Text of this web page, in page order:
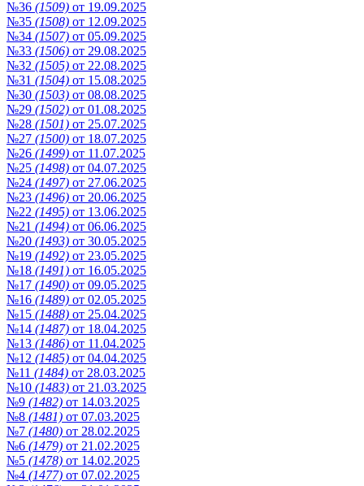
№36 (1509) от 19.09.2025
№35 (1508) от 12.09.2025
№34 (1507) от 05.09.2025
№33 (1506) от 29.08.2025
№32 (1505) от 22.08.2025
№31 (1504) от 15.08.2025
№30 (1503) от 08.08.2025
№29 (1502) от 01.08.2025
№28 (1501) от 25.07.2025
№27 (1500) от 18.07.2025
№26 (1499) от 11.07.2025
№25 (1498) от 04.07.2025
№24 (1497) от 27.06.2025
№23 (1496) от 20.06.2025
№22 (1495) от 13.06.2025
№21 (1494) от 06.06.2025
№20 (1493) от 30.05.2025
№19 (1492) от 23.05.2025
№18 (1491) от 16.05.2025
№17 (1490) от 09.05.2025
№16 (1489) от 02.05.2025
№15 (1488) от 25.04.2025
№14 (1487) от 18.04.2025
№13 (1486) от 11.04.2025
№12 (1485) от 04.04.2025
№11 (1484) от 28.03.2025
№10 (1483) от 21.03.2025
№9 (1482) от 14.03.2025
№8 (1481) от 07.03.2025
№7 (1480) от 28.02.2025
№6 (1479) от 21.02.2025
№5 (1478) от 14.02.2025
№4 (1477) от 07.02.2025